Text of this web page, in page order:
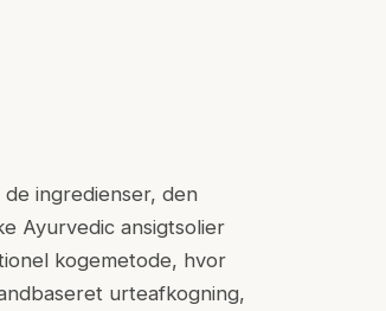
ingredienser, den
Ayurvedic ansigtsolier
kogemetode, hvor
urteafkogning,